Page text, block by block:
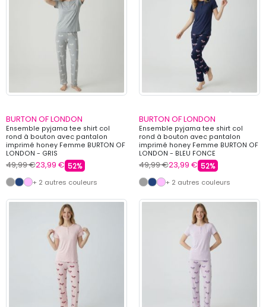
BURTON OF LONDON
Ensemble pyjama tee shirt col
rond à bouton avec pantalon
imprimé honey Femme BURTON OF
LONDON - GRIS
49,99 €23,99 € 52%
+ 2 autres couleurs
BURTON OF LONDON
Ensemble pyjama tee shirt col
rond à bouton avec pantalon
imprimé honey Femme BURTON OF
LONDON - BLEU FONCE
49,99 €23,99 € 52%
+ 2 autres couleurs